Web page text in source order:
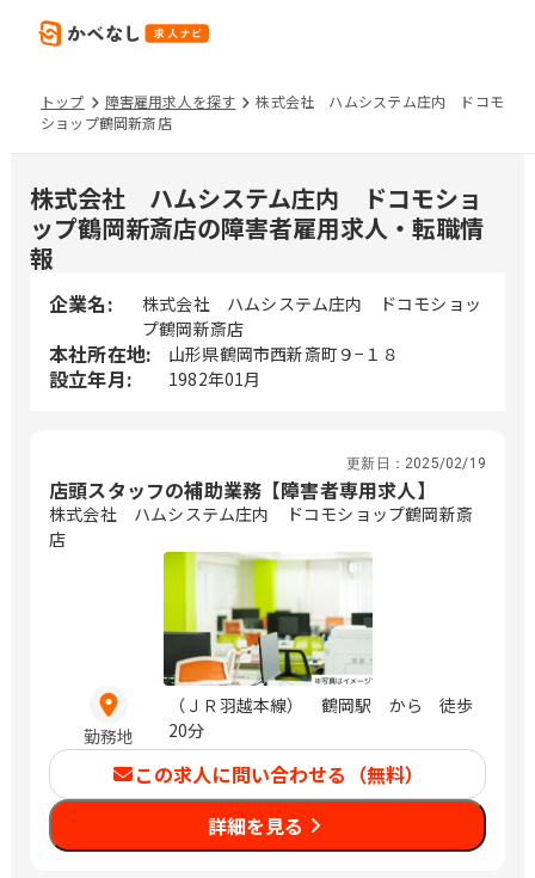
トップ 障害雇用求人を探す
株式会社 ハムシステム庄内 ドコモ
ショップ鶴岡新斎店
株式会社 ハムシステム庄内 ドコモショ
ップ鶴岡新斎店の障害者雇用求人・転職情
報
企業名:
株式会社 ハムシステム庄内 ドコモショッ
プ鶴岡新斎店
本社所在地: 山形県鶴岡市西新斎町９−１８
設立年月: 1982年01月
更新日： 2025/02/19
店頭スタッフの補助業務【障害者専用求人】
株式会社 ハムシステム庄内 ドコモショップ鶴岡新斎
店
勤務地
（ＪＲ羽越本線） 鶴岡駅 から 徒歩
20分
この求人に問い合わせる（無料）
詳細を見る